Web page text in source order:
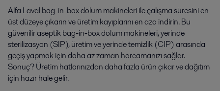
Alfa Laval bag-in-box dolum makineleri ile çalışma süresini en
üst düzeye çıkarın ve üretim kayıplarını en aza indirin. Bu
güvenilir aseptik bag-in-box dolum makineleri, yerinde
sterilizasyon (SIP), üretim ve yerinde temizlik (CIP) arasında
geçiş yapmak için daha az zaman harcamanızı sağlar.
Sonuç? Üretim hatlarınızdan daha fazla ürün çıkar ve dağıtım
için hazır hale gelir.